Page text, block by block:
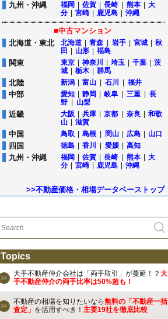
九州・沖縄 福岡 佐賀 長崎 熊本
大
分
宮崎 鹿児島 沖縄
■中古マンション
北海道・東北
北海道 青森 岩手 宮城
秋
田
山形 福島
関東 東京 神奈川 埼玉 千葉
茨
城
栃木 群馬
北陸 新潟 富山 石川 福井
中部 愛知 静岡 岐阜 三重
長
野
山梨
近畿 大阪 兵庫 京都 奈良
和歌
山
滋賀
中国 鳥取 島根 岡山 広島 山口
四国 徳島 香川 愛媛 高知
九州・沖縄 福岡 佐賀 長崎 熊本
大
分
宮崎 鹿児島 沖縄
>>不動産価格・相場データベーストップ
Topics
大手不動産仲介会社は「両手取引」が蔓延！？ 大
手不動産仲介の両手比率は50%超も！
不動産の相場を知りたいなら無料の「不動産一括
査定」 を活用すべき！ 主要19社を徹底比較